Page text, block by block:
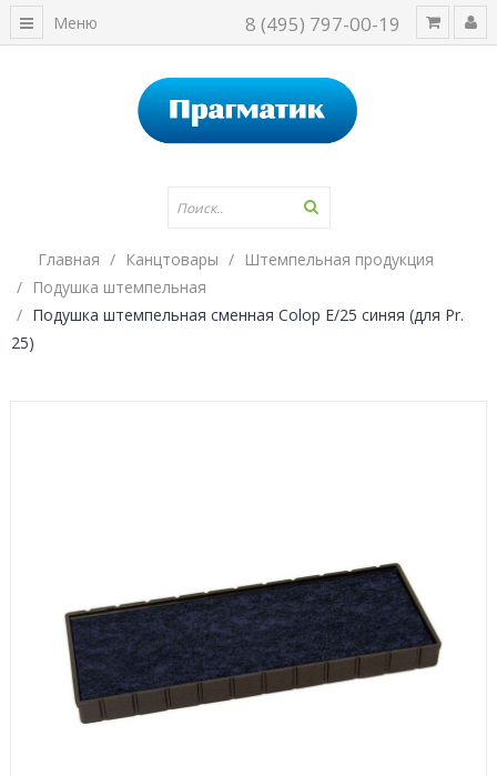
8 (495) 797-00-19
Меню
Главная Канцтовары
Штемпельная продукция
Подушка штемпельная
Подушка штемпельная сменная Colop E/25 синяя (для Pr.
25)